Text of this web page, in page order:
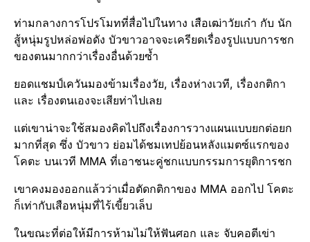
ท่ามกลางการโปรโมทที่สื่อไปในทาง เสือเฒ่าวัยเก๋า กับ นัก
สู้หนุ่มรูปหล่อพ่อดัง บัวขาวอาจจะเครียดเรื่องรูปแบบการชก
ของตนมากกว่าเรื่องอื่นด้วยซ้ำ
ยอดแชมป์​เควันมองข้ามเรื่องวัย, เรื่องห่างเวที, เรื่องกติกา
และ เรื่องตนเองจะเสียท่าไปเลย
แต่เขาน่าจะใช้สมองคิดไปถึงเรื่องการวางแผนแบบยกต่อยก
มากที่สุด ซึ่ง บัวขาว ย่อมได้ชมเทปย้อนหลังแมตซ์​แรกของ
โคตะ บนเวที MMA ที่เอาชนะคู่ชกแบบกรรมการ​ยุติ​การ​ชก
เขาคงมองออกแล้วว่าเมื่อตัดกติกาของ MMA ออกไป โคตะ
ก็เท่ากับเสือหนุ่มที่ไร้เขี้ยวเล็บ
ในขณะที่ต่อให้มีการห้ามไม่ให้ฟันศอก และ จับคอตีเข่า